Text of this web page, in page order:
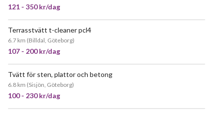
121 - 350 kr/dag
Terrasstvätt t-cleaner pcl4
6.7 km (Billdal, Göteborg)
107 - 200 kr/dag
Tvätt för sten, plattor och betong
6.8 km (Sisjön, Göteborg)
100 - 230 kr/dag